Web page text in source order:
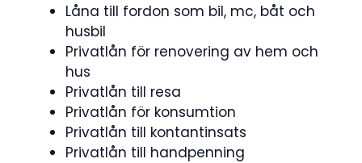
Låna till fordon som bil, mc, båt och
husbil
Privatlån för renovering av hem och
hus
Privatlån till resa
Privatlån för konsumtion
Privatlån till kontantinsats
Privatlån till handpenning